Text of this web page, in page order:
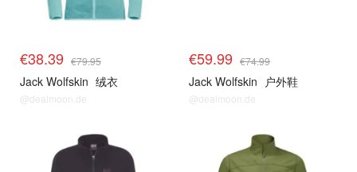
€38.39 €79.95
Jack Wolfskin 绒衣
@dealmoon.de
€59.99 €74.99
Jack Wolfskin 户外鞋
@dealmoon.de